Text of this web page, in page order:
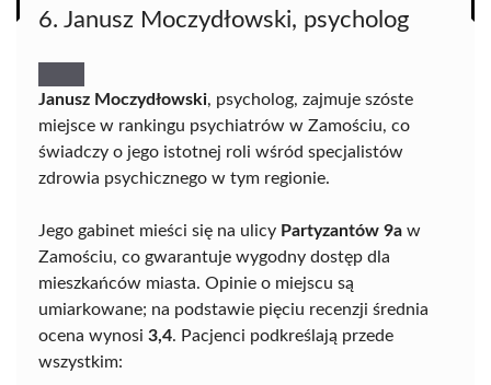
6. Janusz Moczydłowski, psycholog
Janusz Moczydłowski, psycholog, zajmuje szóste
miejsce w rankingu psychiatrów w Zamościu, co
świadczy o jego istotnej roli wśród specjalistów
zdrowia psychicznego w tym regionie.
Jego gabinet mieści się na ulicy Partyzantów 9a w
Zamościu, co gwarantuje wygodny dostęp dla
mieszkańców miasta. Opinie o miejscu są
umiarkowane; na podstawie pięciu recenzji średnia
ocena wynosi 3,4. Pacjenci podkreślają przede
wszystkim: